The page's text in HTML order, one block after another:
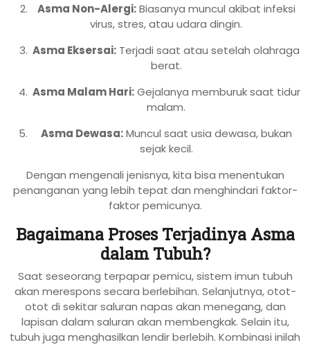
Asma Non-Alergi:Biasanya muncul akibat infeksi
virus, stres, atau udara dingin.
Asma Eksersai: Terjadi saat atau setelah olahraga
berat.
Asma Malam Hari:Gejalanya memburuk saat tidur
malam.
Asma Dewasa:Muncul saat usia dewasa, bukan
sejak kecil.
Dengan mengenali jenisnya, kita bisa menentukan
penanganan yang lebih tepat dan menghindari faktor-
faktor pemicunya.
Bagaimana Proses Terjadinya Asma
dalam Tubuh?
Saat seseorang terpapar pemicu, sistem imun tubuh
akan merespons secara berlebihan. Selanjutnya, otot-
otot di sekitar saluran napas akan menegang, dan
lapisan dalam saluran akan membengkak. Selain itu,
tubuh juga menghasilkan lendir berlebih. Kombinasi inilah